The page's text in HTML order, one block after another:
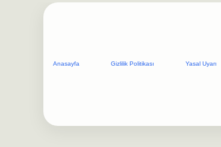
Anasayfa Gizlilik Politikası Yasal Uyarı